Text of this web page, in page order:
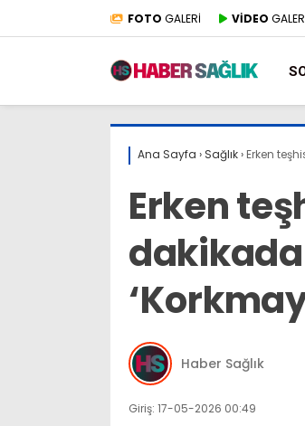
FOTO GALERİ VİDEO
Ana Sayfa › Sağlık› Erken
Erken
dakikada
Haber Sağlık
Giriş: 17-05-2026 00:49